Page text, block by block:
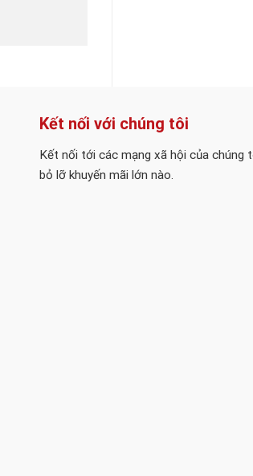
Kết nối với chúng tôi
Kết nối tới các mạng xã hội của chúng
bỏ lỡ khuyến mãi lớn nào.